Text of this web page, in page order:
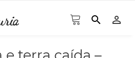
search person_outline